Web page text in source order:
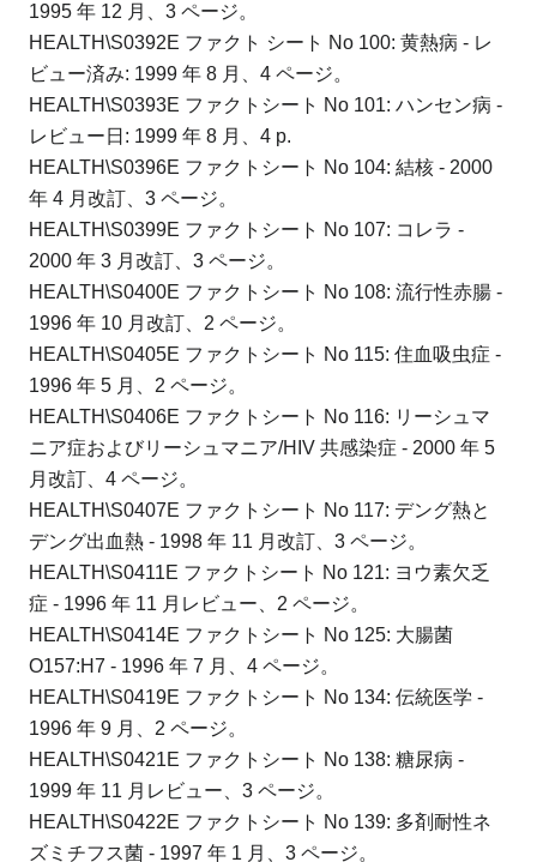
1995 年 12 月、3 ページ。
HEALTH\S0392E ファクト シート No 100: 黄熱病 - レ
ビュー済み: 1999 年 8 月、4 ページ。
HEALTH\S0393E ファクトシート No 101: ハンセン病 -
レビュー日: 1999 年 8 月、4 p.
HEALTH\S0396E ファクトシート No 104: 結核 - 2000
年 4 月改訂、3 ページ。
HEALTH\S0399E ファクトシート No 107: コレラ -
2000 年 3 月改訂、3 ページ。
HEALTH\S0400E ファクトシート No 108: 流行性赤腸 -
1996 年 10 月改訂、2 ページ。
HEALTH\S0405E ファクトシート No 115: 住血吸虫症 -
1996 年 5 月、2 ページ。
HEALTH\S0406E ファクトシート No 116: リーシュマ
ニア症およびリーシュマニア/HIV 共感染症 - 2000 年 5
月改訂、4 ページ。
HEALTH\S0407E ファクトシート No 117: デング熱と
デング出血熱 - 1998 年 11 月改訂、3 ページ。
HEALTH\S0411E ファクトシート No 121: ヨウ素欠乏
症 - 1996 年 11 月レビュー、2 ページ。
HEALTH\S0414E ファクトシート No 125: 大腸菌
O157:H7 - 1996 年 7 月、4 ページ。
HEALTH\S0419E ファクトシート No 134: 伝統医学 -
1996 年 9 月、2 ページ。
HEALTH\S0421E ファクトシート No 138: 糖尿病 -
1999 年 11 月レビュー、3 ページ。
HEALTH\S0422E ファクトシート No 139: 多剤耐性ネ
ズミチフス菌 - 1997 年 1 月、3 ページ。